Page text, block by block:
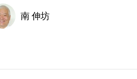
南 伸坊